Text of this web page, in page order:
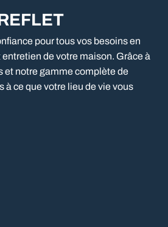
pour tous vos besoins en
de votre maison. Grâce à
et notre gamme complète de
à ce que votre lieu de vie vous